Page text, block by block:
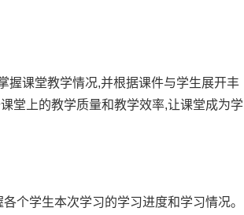
握课堂教学情况,并根据课件与学生展开丰
堂上的教学质量和教学效率,让课堂成为学
个学生本次学习的学习进度和学习情况。